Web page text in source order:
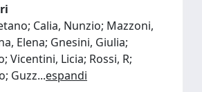
Calia, Nunzio; Mazzoni,
Elena; Gnesini, Giulia;
Vicentini, Licia; Rossi, R;
Guzz...espandi